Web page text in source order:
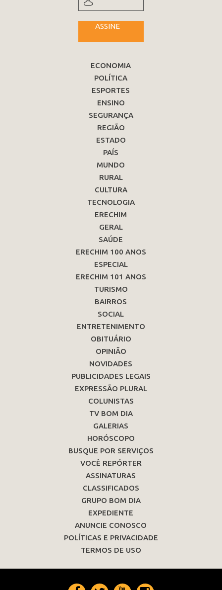
ASSINE
ECONOMIA
POLÍTICA
ESPORTES
ENSINO
SEGURANÇA
REGIÃO
ESTADO
PAÍS
MUNDO
RURAL
CULTURA
TECNOLOGIA
ERECHIM
GERAL
SAÚDE
ERECHIM 100 ANOS
ESPECIAL
ERECHIM 101 ANOS
TURISMO
BAIRROS
SOCIAL
ENTRETENIMENTO
OBITUÁRIO
OPINIÃO
NOVIDADES
PUBLICIDADES LEGAIS
EXPRESSÃO PLURAL
COLUNISTAS
TV BOM DIA
GALERIAS
HORÓSCOPO
BUSQUE POR SERVIÇOS
VOCÊ REPÓRTER
ASSINATURAS
CLASSIFICADOS
GRUPO BOM DIA
EXPEDIENTE
ANUNCIE CONOSCO
POLÍTICAS E PRIVACIDADE
TERMOS DE USO